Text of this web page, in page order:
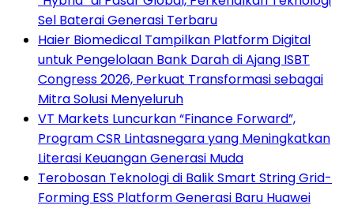
Sel Baterai Generasi Terbaru
Haier Biomedical Tampilkan Platform Digital
untuk Pengelolaan Bank Darah di Ajang ISBT
Congress 2026, Perkuat Transformasi sebagai
Mitra Solusi Menyeluruh
VT Markets Luncurkan “Finance Forward”,
Program CSR Lintasnegara yang Meningkatkan
Literasi Keuangan Generasi Muda
Terobosan Teknologi di Balik Smart String Grid-
Forming ESS Platform Generasi Baru Huawei